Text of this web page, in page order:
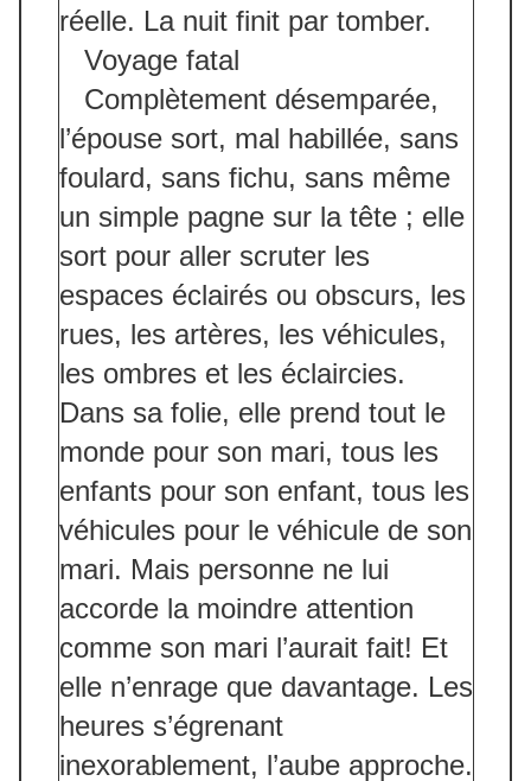
réelle. La nuit finit par tomber.
Voyage fatal
Complètement désemparée,
l’épouse sort, mal habillée, sans
foulard, sans fichu, sans même
un simple pagne sur la tête ; elle
sort pour aller scruter les
espaces éclairés ou obscurs, les
rues, les artères, les véhicules,
les ombres et les éclaircies.
Dans sa folie, elle prend tout le
monde pour son mari, tous les
enfants pour son enfant, tous les
véhicules pour le véhicule de son
mari. Mais personne ne lui
accorde la moindre attention
comme son mari l’aurait fait! Et
elle n’enrage que davantage. Les
heures s’égrenant
inexorablement, l’aube approche.